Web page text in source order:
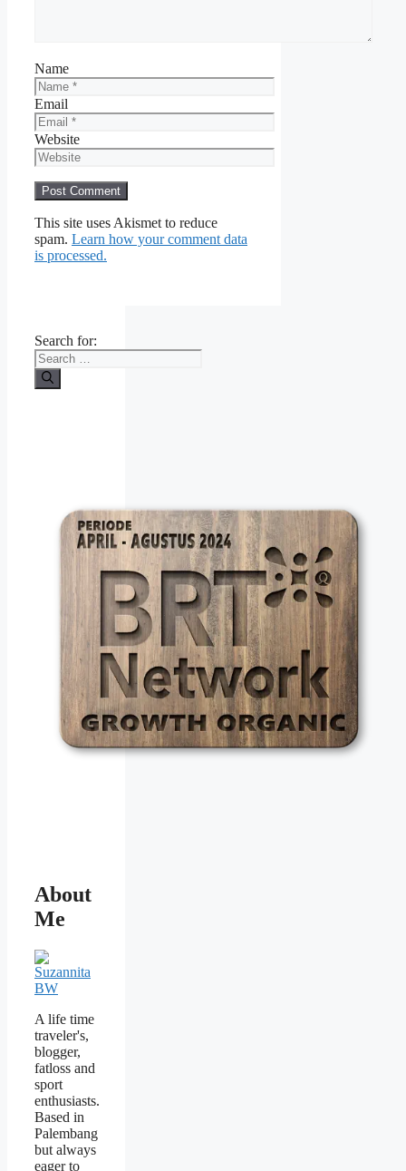
Name
Email
Website
This site uses Akismet to reduce
spam. Learn how your comment data
is processed.
Search for:
About
Me
A life time
traveler's,
blogger,
fatloss and
sport
enthusiasts.
Based in
Palembang
but always
eager to